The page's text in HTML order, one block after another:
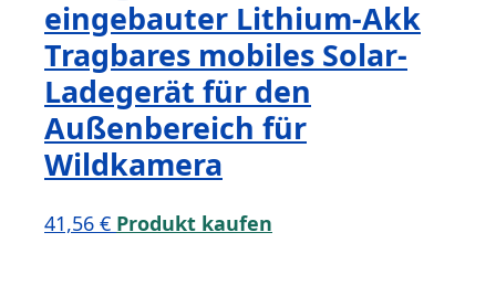
eingebauter Lithium-Akk
Tragbares mobiles Solar-
Ladegerät für den
Außenbereich für
Wildkamera
41,56 € Produkt kaufen